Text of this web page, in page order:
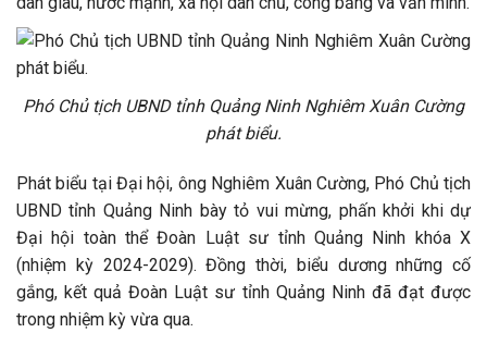
Phó Chủ tịch UBND tỉnh Quảng Ninh Nghiêm Xuân Cường
phát biểu.
Phát biểu tại Đại hội, ông Nghiêm Xuân Cường, Phó Chủ tịch
UBND tỉnh Quảng Ninh bày tỏ vui mừng, phấn khởi khi dự
Đại hội toàn thể Đoàn Luật sư tỉnh Quảng Ninh khóa X
(nhiệm kỳ 2024-2029). Đồng thời, biểu dương những cố
gắng, kết quả Đoàn Luật sư tỉnh Quảng Ninh đã đạt được
trong nhiệm kỳ vừa qua.